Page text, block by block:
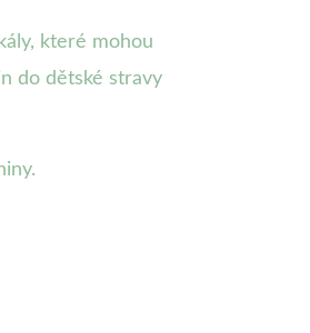
které mohou
do dětské stravy